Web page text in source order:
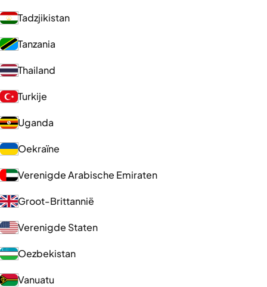
Tadzjikistan
Tanzania
Thailand
Turkije
Uganda
Oekraïne
Verenigde Arabische Emiraten
Groot-Brittannië
Verenigde Staten
Oezbekistan
Vanuatu